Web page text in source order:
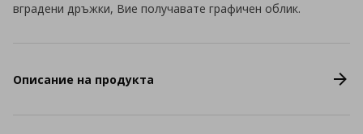
вградени дръжки, Вие получавате графичен облик.
Описание на продукта